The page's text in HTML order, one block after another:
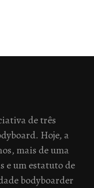
de três
Hoje, a
mais de uma
e um estatuto de
bodyboarder